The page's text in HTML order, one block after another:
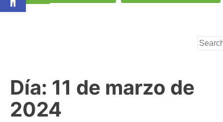
Día: 11 de marzo de
2024